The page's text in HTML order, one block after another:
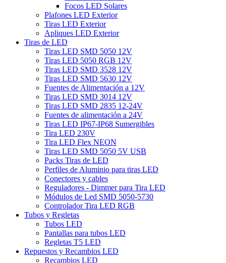
Focos LED Solares
Plafones LED Exterior
Tiras LED Exterior
Apliques LED Exterior
Tiras de LED
Tiras LED SMD 5050 12V
Tiras LED 5050 RGB 12V
Tiras LED SMD 3528 12V
Tiras LED SMD 5630 12V
Fuentes de Alimentación a 12V
Tiras LED SMD 3014 12V
Tiras LED SMD 2835 12-24V
Fuentes de alimentación a 24V
Tiras LED IP67-IP68 Sumergibles
Tira LED 230V
Tira LED Flex NEON
Tiras LED SMD 5050 5V USB
Packs Tiras de LED
Perfiles de Aluminio para tiras LED
Conectores y cables
Reguladores - Dimmer para Tira LED
Módulos de Led SMD 5050-5730
Controlador Tira LED RGB
Tubos y Regletas
Tubos LED
Pantallas para tubos LED
Regletas T5 LED
Repuestos y Recambios LED
Recambios LED